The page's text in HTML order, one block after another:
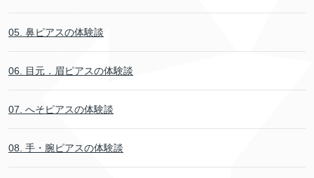
05. 鼻ピアスの体験談
06. 目元．眉ピアスの体験談
07. へそピアスの体験談
08. 手・腕ピアスの体験談